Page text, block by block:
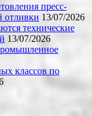
пресс-
отливки 13/07/2026
технические
13/07/2026
классов по